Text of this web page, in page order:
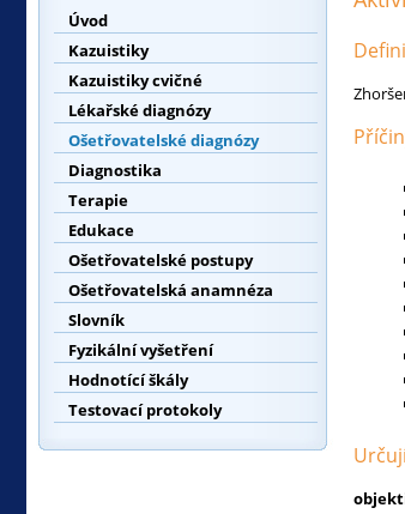
Úvod
Kazuistiky
Kazuistiky cvičné
Lékařské diagnózy
Ošetřovatelské diagnózy
Diagnostika
Terapie
Edukace
Ošetřovatelské postupy
Ošetřovatelská anamnéza
Slovník
Fyzikální vyšetření
Hodnotící škály
Testovací protokoly